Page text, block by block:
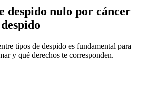
despido nulo por cáncer
tipos de despido es fundamental para
y qué derechos te corresponden.